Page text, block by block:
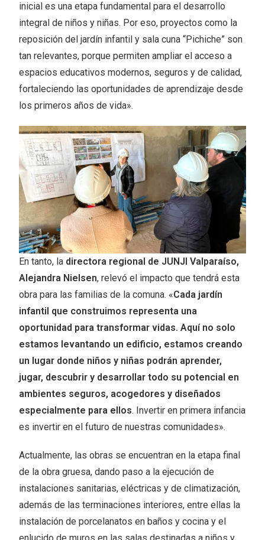
inicial es una etapa fundamental para el desarrollo
integral de niños y niñas. Por eso, proyectos como la
reposición del jardín infantil y sala cuna “Pichiche” son
tan relevantes, porque permiten ampliar el acceso a
espacios educativos modernos, seguros y de calidad,
fortaleciendo las oportunidades de aprendizaje desde
los primeros años de vida».
En tanto, la directora regional de JUNJI Valparaíso,
Alejandra Nielsen, relevó el impacto que tendrá esta
obra para las familias de la comuna. «Cada jardín
infantil que construimos representa una
oportunidad para transformar vidas. Aquí no solo
estamos levantando un edificio, estamos creando
un lugar donde niños y niñas podrán aprender,
jugar, descubrir y desarrollar todo su potencial en
ambientes seguros, acogedores y diseñados
especialmente para ellos. Invertir en primera infancia
es invertir en el futuro de nuestras comunidades».
Actualmente, las obras se encuentran en la etapa final
de la obra gruesa, dando paso a la ejecución de
instalaciones sanitarias, eléctricas y de climatización,
además de las terminaciones interiores, entre ellas la
instalación de porcelanatos en baños y cocina y el
enlucido de muros en las salas destinadas a niños y